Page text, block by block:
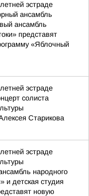
эстраде
ансамбль
ансамбль
представят
«Яблочный
эстраде
солиста
Старикова
эстраде
народного
и детская студия
новую